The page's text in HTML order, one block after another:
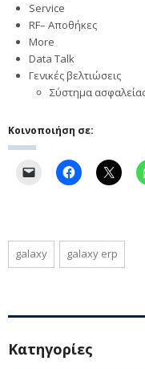
Service
RF– Αποθήκες
More
Data Talk
Γενικές βελτιώσεις
Σύστημα
Κοινοποιήση σε:
galaxy galaxy erp
Kατηγορίες